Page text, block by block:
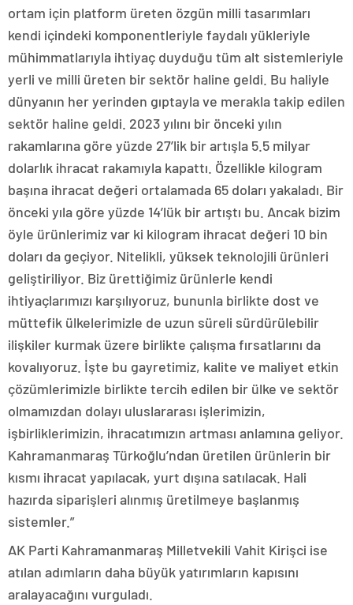
ortam için platform üreten özgün milli tasarımları
kendi içindeki komponentleriyle faydalı yükleriyle
mühimmatlarıyla ihtiyaç duyduğu tüm alt sistemleriyle
yerli ve milli üreten bir sektör haline geldi. Bu haliyle
dünyanın her yerinden gıptayla ve merakla takip edilen
sektör haline geldi. 2023 yılını bir önceki yılın
rakamlarına göre yüzde 27’lik bir artışla 5.5 milyar
dolarlık ihracat rakamıyla kapattı. Özellikle kilogram
başına ihracat değeri ortalamada 65 doları yakaladı. Bir
önceki yıla göre yüzde 14’lük bir artıştı bu. Ancak bizim
öyle ürünlerimiz var ki kilogram ihracat değeri 10 bin
doları da geçiyor. Nitelikli, yüksek teknolojili ürünleri
geliştiriliyor. Biz ürettiğimiz ürünlerle kendi
ihtiyaçlarımızı karşılıyoruz, bununla birlikte dost ve
müttefik ülkelerimizle de uzun süreli sürdürülebilir
ilişkiler kurmak üzere birlikte çalışma fırsatlarını da
kovalıyoruz. İşte bu gayretimiz, kalite ve maliyet etkin
çözümlerimizle birlikte tercih edilen bir ülke ve sektör
olmamızdan dolayı uluslararası işlerimizin,
işbirliklerimizin, ihracatımızın artması anlamına geliyor.
Kahramanmaraş Türkoğlu’ndan üretilen ürünlerin bir
kısmı ihracat yapılacak, yurt dışına satılacak. Hali
hazırda siparişleri alınmış üretilmeye başlanmış
sistemler.”
AK Parti Kahramanmaraş Milletvekili Vahit Kirişci ise
atılan adımların daha büyük yatırımların kapısını
aralayacağını vurguladı.